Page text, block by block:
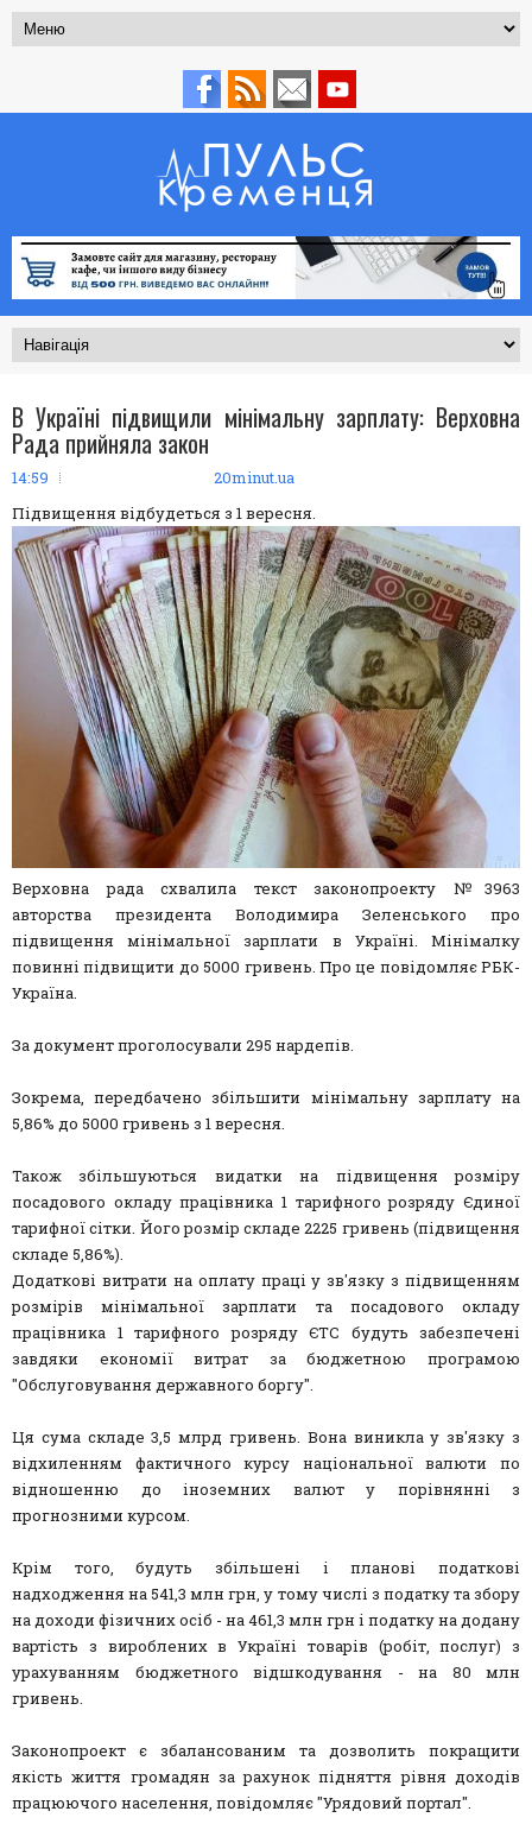
В Україні підвищили мінімальну зарплату: Верховна
Рада прийняла закон
14:59
20minut.ua
Підвищення відбудеться з 1 вересня.
Верховна рада схвалила текст законопроекту №3963
авторства президента Володимира Зеленського про
підвищення мінімальної зарплати в Україні. Мінімалку
повинні підвищити до 5000 гривень. Про це повідомляє РБК-
Україна.
За документ проголосували 295 нардепів.
Зокрема, передбачено збільшити мінімальну зарплату на
5,86% до 5000 гривень з 1 вересня.
Також збільшуються видатки на підвищення розміру
посадового окладу працівника 1 тарифного розряду Єдиної
тарифної сітки. Його розмір складе 2225 гривень (підвищення
складе 5,86%).
Додаткові витрати на оплату праці у зв'язку з підвищенням
розмірів мінімальної зарплати та посадового окладу
працівника 1 тарифного розряду ЄТС будуть забезпечені
завдяки економії витрат за бюджетною програмою
"Обслуговування державного боргу".
Ця сума складе 3,5 млрд гривень. Вона виникла у зв'язку з
відхиленням фактичного курсу національної валюти по
відношенню до іноземних валют у порівнянні з
прогнозними курсом.
Крім того, будуть збільшені і планові податкові
надходження на 541,3 млн грн, у тому числі з податку та збору
на доходи фізичних осіб - на 461,3 млн грн і податку на додану
вартість з вироблених в Україні товарів (робіт, послуг) з
урахуванням бюджетного відшкодування - на 80 млн
гривень.
Законопроект є збалансованим та дозволить покращити
якість життя громадян за рахунок підняття рівня доходів
працюючого населення, повідомляє "Урядовий портал".